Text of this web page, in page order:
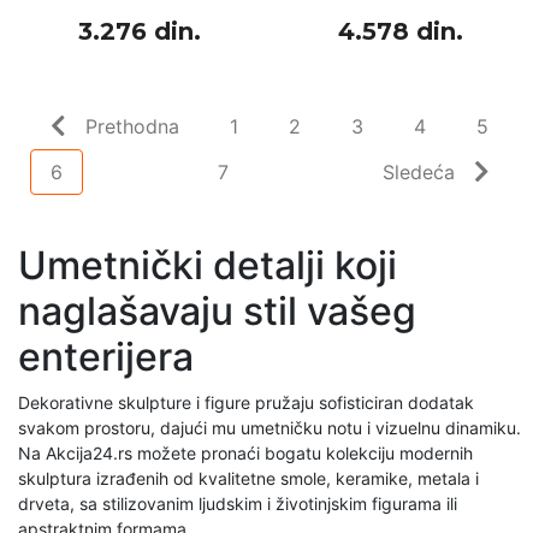
3.276 din. 4.578 din.
Prethodna 1 2 3 4
5
6
7 Sledeća
Umetnički detalji koji
naglašavaju stil vašeg
enterijera
Dekorativne skulpture i figure pružaju sofisticiran dodatak
svakom prostoru, dajući mu umetničku notu i vizuelnu dinamiku.
Na Akcija24.rs možete pronaći bogatu kolekciju modernih
skulptura izrađenih od kvalitetne smole, keramike, metala i
drveta, sa stilizovanim ljudskim i životinjskim figurama ili
apstraktnim formama.